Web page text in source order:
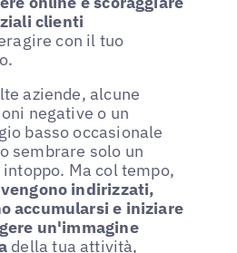
clienti
con il tuo
aziende, alcune
negative o un
basso occasionale
sembrare solo un
Ma col tempo,
indirizzati,
accumularsi e iniziare
un'immagine
della tua attività,